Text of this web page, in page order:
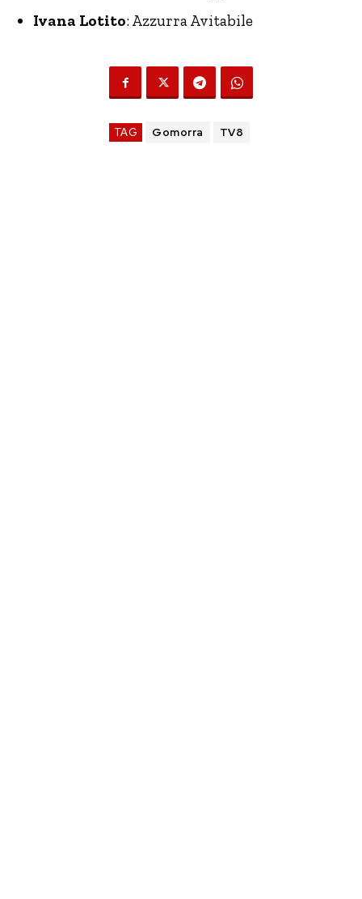
Ivana Lotito: Azzurra Avitabile
TAG Gomorra TV8